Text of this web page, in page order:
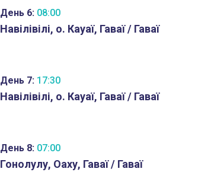
День 6: 08:00
Навілівілі, о. Кауаї, Гаваї / Гаваї
День 7: 17:30
Навілівілі, о. Кауаї, Гаваї / Гаваї
День 8: 07:00
Гонолулу, Оаху, Гаваї / Гаваї